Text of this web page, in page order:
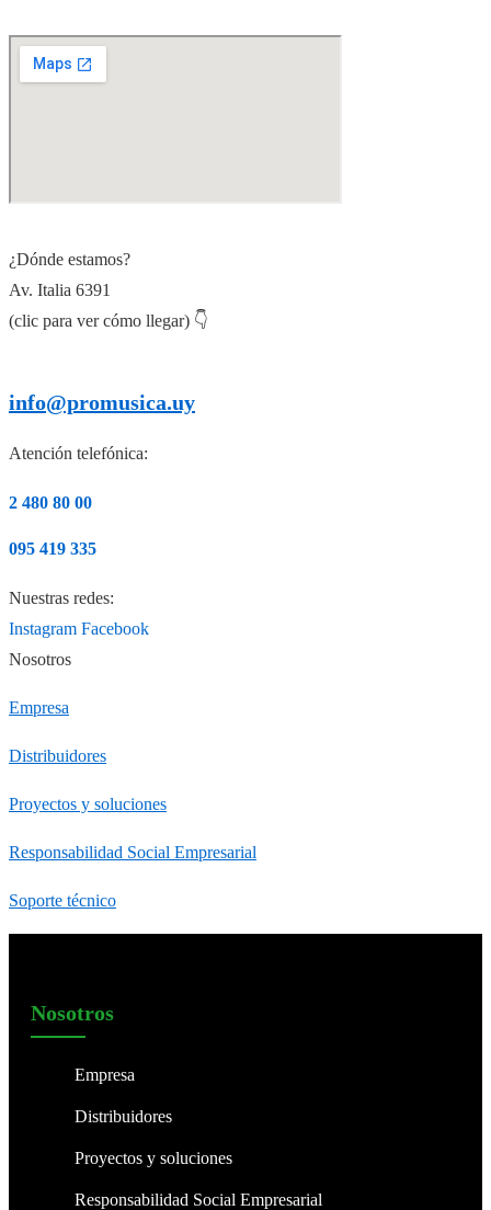
¿Dónde estamos?
Av. Italia 6391
(clic para ver cómo llegar) 👇
info@promusica.uy
Atención telefónica:
2 480 80 00
095 419 335
Nuestras redes:
Instagram Facebook
Nosotros
Empresa
Distribuidores
Proyectos y soluciones
Responsabilidad Social Empresarial
Soporte técnico
Nosotros
Empresa
Distribuidores
Proyectos y soluciones
Responsabilidad Social Empresarial